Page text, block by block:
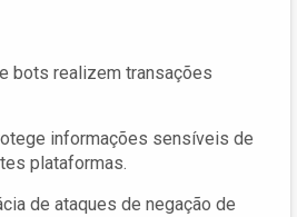
bots realizem transações
informações sensíveis de
plataformas.
de ataques de negação de